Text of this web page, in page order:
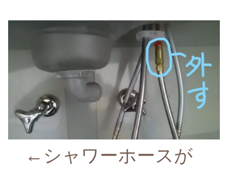
←シャワーホースが